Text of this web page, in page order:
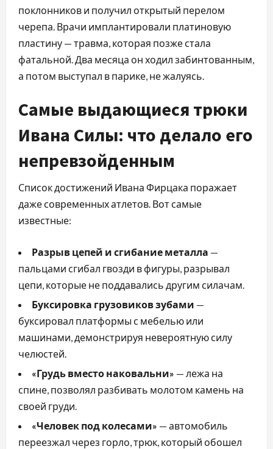
поклонников и получил открытый перелом
черепа. Врачи имплантировали платиновую
пластину — травма, которая позже стала
фатальной. Два месяца он ходил забинтованным,
а потом выступал в парике, не жалуясь.
Самые выдающиеся трюки
Ивана Силы: что делало его
непревзойденным
Список достижений Ивана Фирцака поражает
даже современных атлетов. Вот самые
известные:
Разрыв цепей и сгибание металла —
пальцами сгибал гвозди в фигуры, разрывал
цепи, которые не поддавались другим силачам.
Буксировка грузовиков зубами —
буксировал платформы с мебелью или
машинами, демонстрируя невероятную силу
челюстей.
«Грудь вместо наковальни» — лежа на
спине, позволял разбивать молотом камень на
своей груди.
«Человек под колесами» — автомобиль
переезжал через горло, трюк, который обошел